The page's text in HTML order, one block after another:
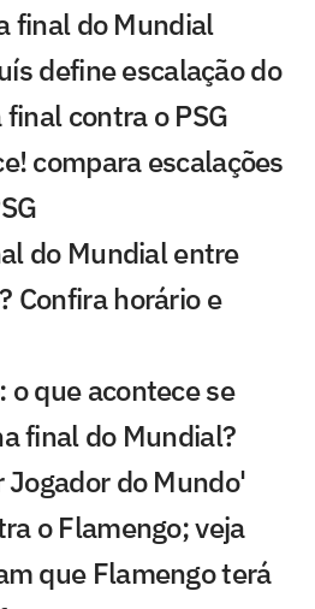
final do Mundial
define escalação do
contra o PSG
compara escalações
do Mundial entre
Confira horário e
o que acontece se
final do Mundial?
Jogador do Mundo'
o Flamengo; veja
que Flamengo terá